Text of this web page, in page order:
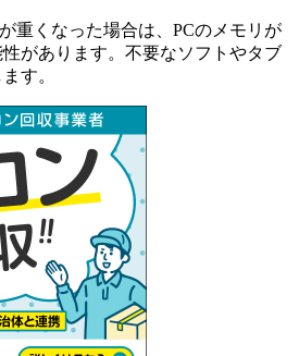
重くなった場合は、PCのメモリが
があります。不要なソフトやタブ
す。